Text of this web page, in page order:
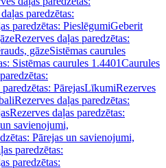
paredzētas:
paredzētas: PieslēgumiGeberit
Rezerves daļas paredzētas:
gāzeSistēmas caurules
Sistēmas caurules 1.4401Caurules
PārejasLīkumiRezerves
Rezerves daļas paredzētas:
Rezerves daļas paredzētas:
savienojumi,
Pārejas un savienojumi,
paredzētas:
paredzētas: